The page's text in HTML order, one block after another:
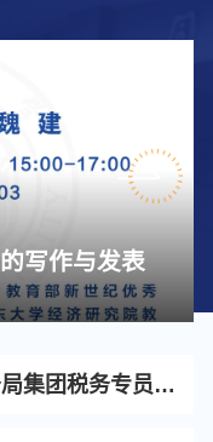
写作与发表
集团税务专员吴
律适用研讨